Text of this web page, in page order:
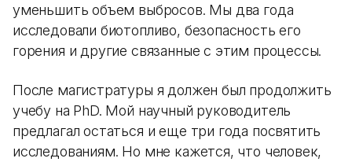
уменьшить объем выбросов. Мы два года
исследовали биотопливо, безопасность его
горения и другие связанные с этим процессы.
После магистратуры я должен был продолжить
учебу на PhD. Мой научный руководитель
предлагал остаться и еще три года посвятить
исследованиям. Но мне кажется, что человек,